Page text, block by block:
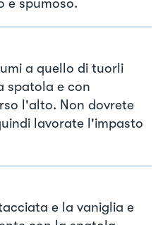
e spumoso.
a quello di tuorli
spatola e con
l'alto. Non dovrete
lavorate l'impasto
e la vaniglia e